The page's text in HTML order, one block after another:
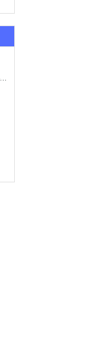
[특집 시사토론] 민선9기 단체장에게 듣는다 - 전북특별자치도지사